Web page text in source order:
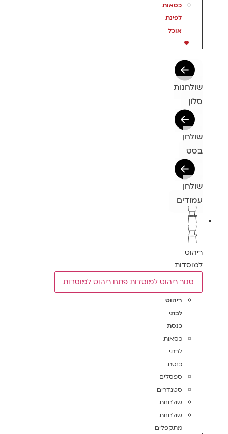
כסאות
לפינת
אוכל
שולחנות
סלון
שולחן
בסט
שולחן
עמודים
ריהוט
למוסדות
סגור ריהוט למוסדות פתח ריהוט למוסדות
ריהוט
לבתי
כנסת
כסאות
לבתי
כנסת
ספסלים
סטנדרים
שולחנות
שולחנות
מתקפלים